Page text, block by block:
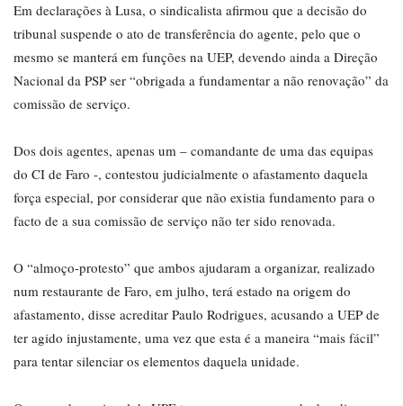
Em declarações à Lusa, o sindicalista afirmou que a decisão do
tribunal suspende o ato de transferência do agente, pelo que o
mesmo se manterá em funções na UEP, devendo ainda a Direção
Nacional da PSP ser “obrigada a fundamentar a não renovação” da
comissão de serviço.
Dos dois agentes, apenas um – comandante de uma das equipas
do CI de Faro -, contestou judicialmente o afastamento daquela
força especial, por considerar que não existia fundamento para o
facto de a sua comissão de serviço não ter sido renovada.
O “almoço-protesto” que ambos ajudaram a organizar, realizado
num restaurante de Faro, em julho, terá estado na origem do
afastamento, disse acreditar Paulo Rodrigues, acusando a UEP de
ter agido injustamente, uma vez que esta é a maneira “mais fácil”
para tentar silenciar os elementos daquela unidade.